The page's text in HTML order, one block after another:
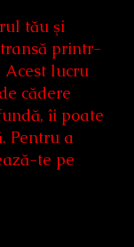
tău şi
printr-
Acest lucru
cădere
îi poate
Pentru a
te pe